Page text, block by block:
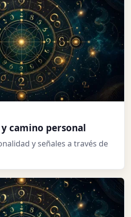
camino personal
y señales a través de